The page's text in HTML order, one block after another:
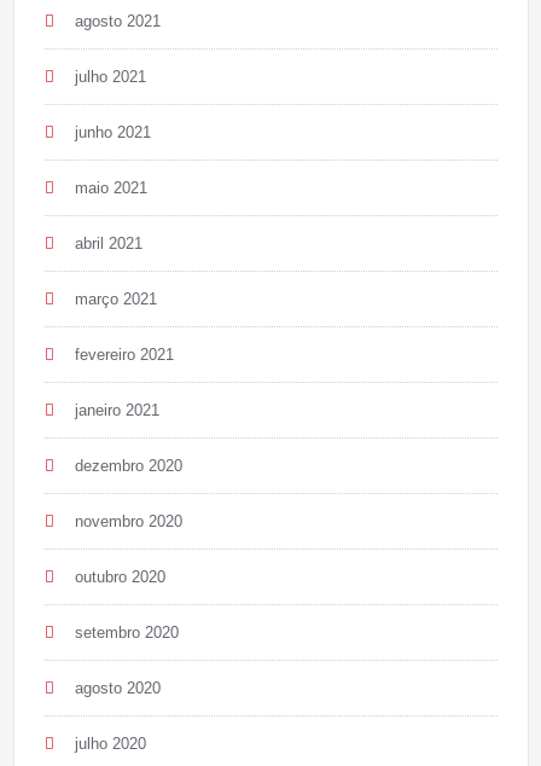
agosto 2021
julho 2021
junho 2021
maio 2021
abril 2021
março 2021
fevereiro 2021
janeiro 2021
dezembro 2020
novembro 2020
outubro 2020
setembro 2020
agosto 2020
julho 2020